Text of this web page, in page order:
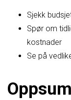
Sjekk
Spør om
kostnader
Se på